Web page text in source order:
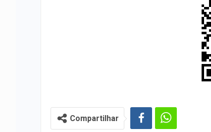
Compartilhar